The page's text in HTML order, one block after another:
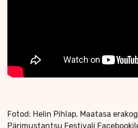
Fotod: Helin Pihlap, Maatasa
Pärimustantsu Festivali